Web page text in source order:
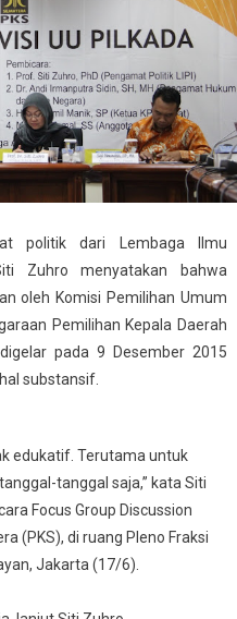
Hal-
Hal
Substansif
politik dari Lembaga Ilmu
Zuhro menyatakan bahwa
oleh Komisi Pemilihan Umum
Pemilihan Kepala Daerah
pada 9 Desember 2015
substansif.
edukatif. Terutama untuk
tanggal saja,” kata Siti
Focus Group Discussion
(PKS), di ruang Pleno Fraksi
Jakarta (17/6).